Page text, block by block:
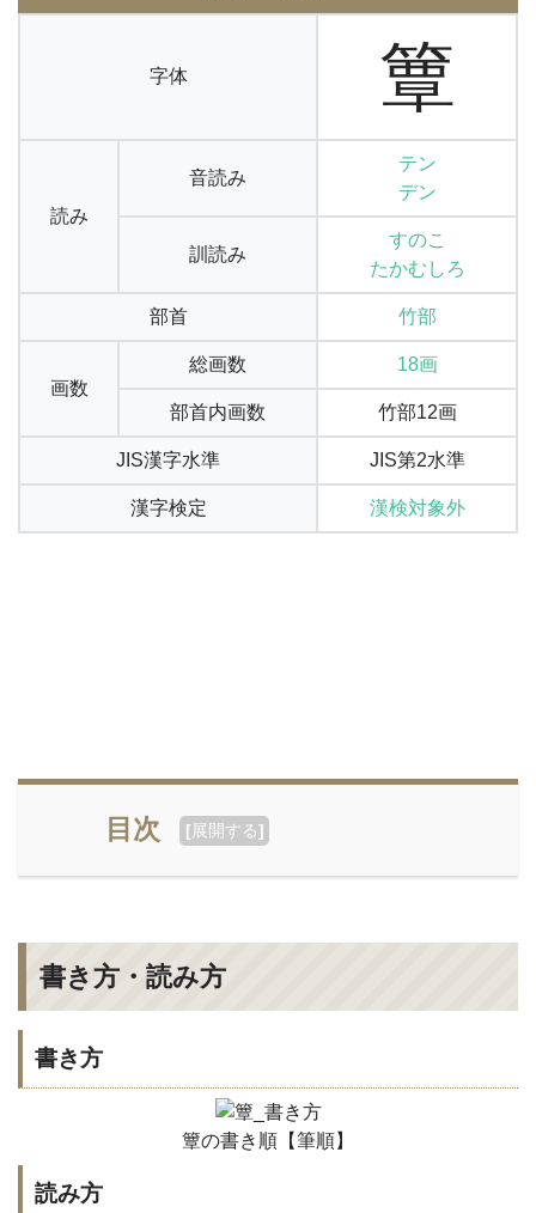
字体 簟
読み
音読み
テン
デン
訓読み
すのこ
たかむしろ
部首 竹部
画数
総画数 18画
部首内画数 竹部12画
JIS漢字水準 JIS第2水準
漢字検定 漢検対象外
目次 [展開する]
書き方・読み方
書き方
簟の書き順【筆順】
読み方